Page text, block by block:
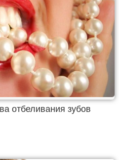
отбеливания зубов